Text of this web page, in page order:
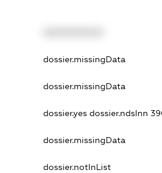
dossier.missingData
dossier.missingData
dossier.yes dossier.ndsInn
dossier.missingData
dossier.notInList